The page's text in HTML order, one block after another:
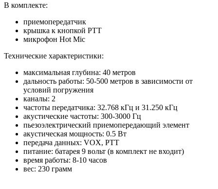
В комплекте:
приемопередатчик
крышка к кнопкой PTT
микрофон Hot Mic
Технические характеристики:
максимальная глубина: 40 метров
дальность работы: 50-500 метров в зависимости от
условий погружения
каналы: 2
частоты передатчика: 32.768 кГц и 31.250 кГц
акустические частоты: 300-3000 Гц
пьезоэлектрический приемопередающий элемент
акустическая мощность: 0.5 Вт
передача данных: VOX, PTT
питание: батарея 9 вольт (в комплект не входит)
время работы: 8-10 часов
вес: 230 грамм